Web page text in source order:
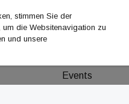
BUILDINGTIMES
Events
stimmen Sie der
die Websitenavigation zu
und unsere